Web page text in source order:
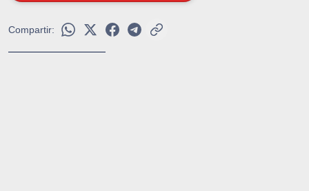
Compartir: